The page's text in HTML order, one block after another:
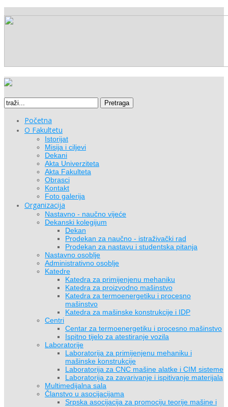
Pretraga
Početna
O Fakultetu
Istorijat
Misija i ciljevi
Dekani
Akta Univerziteta
Akta Fakulteta
Obrasci
Kontakt
Foto galerija
Organizacija
Nastavno - naučno vijeće
Dekanski kolegijum
Dekan
Prodekan za naučno - istraživački rad
Prodekan za nastavu i studentska pitanja
Nastavno osoblje
Administrativno osoblje
Katedre
Katedra za primijenjenu mehaniku
Katedra za proizvodno mašinstvo
Katedra za termoenergetiku i procesno
mašinstvo
Katedra za mašinske konstrukcije i IDP
Centri
Centar za termoenergetiku i procesno mašinstvo
Ispitno tijelo za atestiranje vozila
Laboratorije
Laboratorija za primijenjenu mehaniku i
mašinske konstrukcije
Laboratorija za CNC mašine alatke i CIM sisteme
Laboratorija za zavarivanje i ispitivanje materijala
Multimedijalna sala
Članstvo u asocijacijama
Srpska asocijacija za promociju teorije mašine i